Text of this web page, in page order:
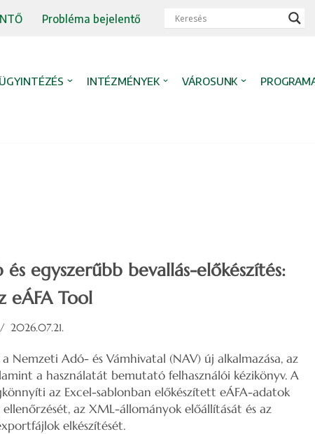
Probléma bejelentő
ÜGYINTÉZÉS INTÉZMÉNYEK VÁROSUNK
és egyszerűbb bevallás-előkészítés:
eÁFA Tool
2026.07.21.
Nemzeti Adó- és Vámhivatal (NAV) új alkalmazása, az
a használatát bemutató felhasználói kézikönyv. A
az Excel-sablonban előkészített eÁFA-adatok
az XML-állományok előállítását és az
elkészítését.